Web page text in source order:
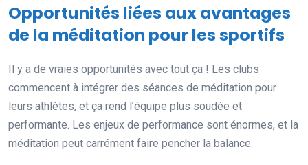
Opportunités liées aux avantages
de la méditation pour les sportifs
Il y a de vraies opportunités avec tout ça ! Les clubs
commencent à intégrer des séances de méditation pour
leurs athlètes, et ça rend l’équipe plus soudée et
performante. Les enjeux de performance sont énormes, et la
méditation peut carrément faire pencher la balance.